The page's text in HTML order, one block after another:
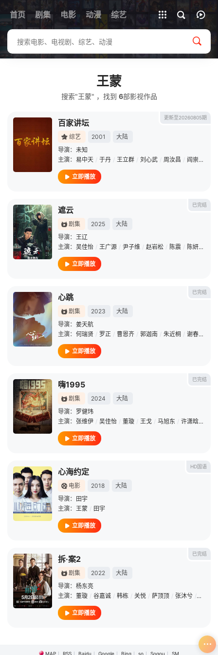
首页 剧集 电影 动漫 综艺
全部影片
王蒙
搜索"王蒙" ，找到 6部影视作品
更新至20260805期
百家讲坛
综艺 2001
大陆
导演： 未知
主演： 易中天 / 于丹 / 王立群 / 刘心武 / 周汝昌 / 阎崇年
立即播放
已完结
遮云
剧集 2025
大陆
导演： 王辽
主演： 吴佳怡 / 王广源 / 尹子维 / 赵岩松 / 陈震 / 陈妍染
立即播放
已完结
心跳
剧集 2023
大陆
导演： 姜天航
主演： 何瑞贤 / 罗正 / 曹恩齐 / 郭迦南 / 朱近桐 / 谢春懿
立即播放
已完结
嗨1995
剧集 2024
大陆
导演： 罗健玮
主演： 张维伊 / 吴佳怡 / 董璇 / 王戈 / 马旭东 / 许潇晗 /
立即播放
HD国语
心海约定
电影 2018
大陆
导演：
田宇
主演： 王蒙 / 田宇
立即播放
已完结
拆·案2
剧集 2022
大陆
导演： 杨东亮
主演： 董璇 / 谷嘉诚 / 韩栋 / 关悦 / 萨顶顶 / 张沐兮 / 苏小玎
立即播放
MAP RSS Baidu Google Bing so Sogou SM